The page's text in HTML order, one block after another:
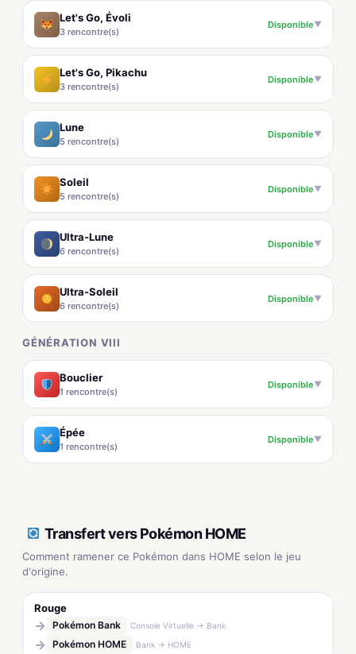
Let's Go, Évoli
3 rencontre(s)
Disponible▼
Let's Go, Pikachu
3 rencontre(s)
Disponible▼
Lune
5 rencontre(s)
Disponible▼
Soleil
5 rencontre(s)
Disponible▼
Ultra-Lune
6 rencontre(s)
Disponible▼
Ultra-Soleil
6 rencontre(s)
Disponible▼
GÉNÉRATION VIII
Bouclier
1 rencontre(s)
Disponible▼
Épée
1 rencontre(s)
Disponible▼
Transfert vers Pokémon HOME
Comment ramener ce Pokémon dans HOME selon le jeu
d'origine.
Rouge
→ Pokémon Bank Console Virtuelle → Bank
→ Pokémon HOME Bank → HOME